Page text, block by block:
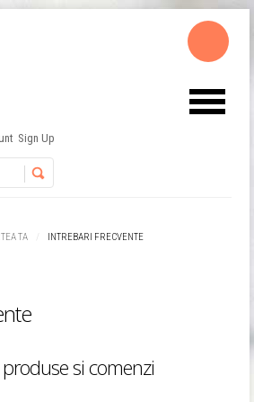
Sign Up
TA INTREBARI FRECVENTE
si comenzi